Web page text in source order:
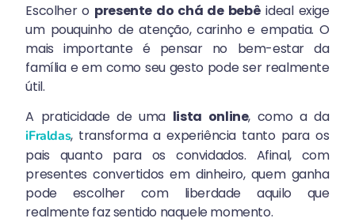
Escolher o presente do chá de bebê ideal exige
um pouquinho de atenção, carinho e empatia. O
mais importante é pensar no bem-estar da
família e em como seu gesto pode ser realmente
útil.
A praticidade de uma lista online, como a da
iFraldas, transforma a experiência tanto para os
pais quanto para os convidados. Afinal, com
presentes convertidos em dinheiro, quem ganha
pode escolher com liberdade aquilo que
realmente faz sentido naquele momento.